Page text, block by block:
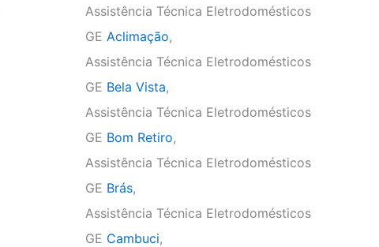
Assistência Técnica Eletrodomésticos
GE Aclimação,
Assistência Técnica Eletrodomésticos
GE Bela Vista,
Assistência Técnica Eletrodomésticos
GE Bom Retiro,
Assistência Técnica Eletrodomésticos
GE Brás,
Assistência Técnica Eletrodomésticos
GE Cambuci,